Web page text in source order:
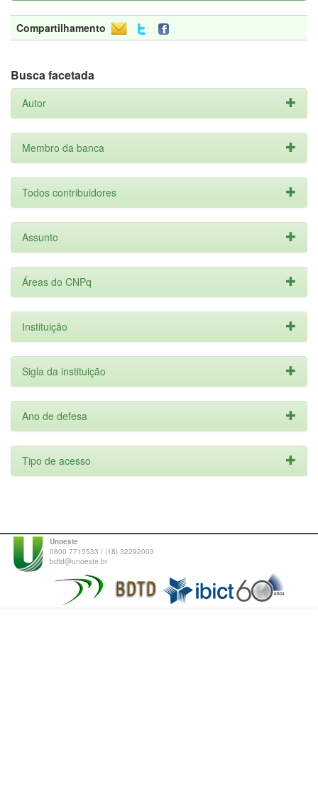
Compartilhamento
Busca facetada
Autor
Membro da banca
Todos contribuidores
Assunto
Áreas do CNPq
Instituição
Sigla da instituição
Ano de defesa
Tipo de acesso
Unoeste
0800 7715533 / (18) 32292003
bdtd@unoeste.br